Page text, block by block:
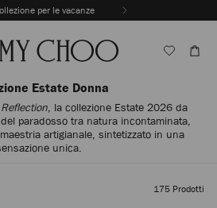
per le vacanze
Estate Donna
, la collezione Estate 2026 da
paradosso tra natura incontaminata,
artigianale, sintetizzato in una
unica.
175 Prodotti